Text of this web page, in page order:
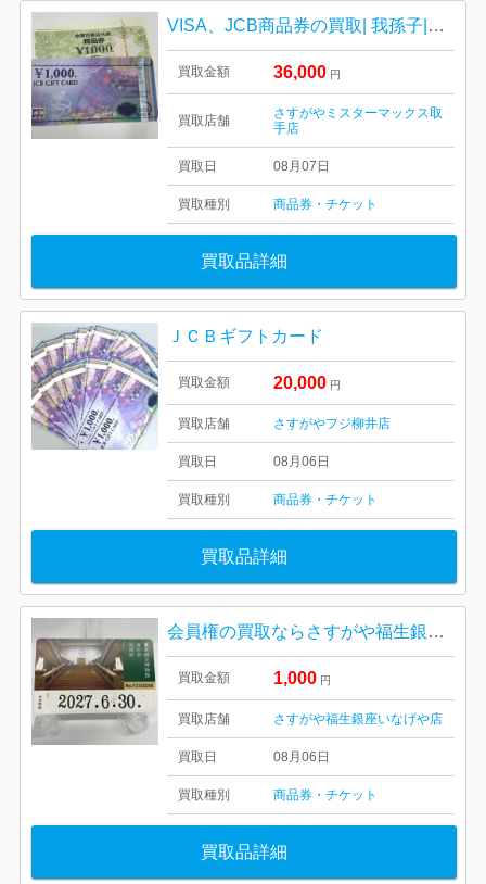
VISA、JCB商品券の買取| 我孫子|商品券買取り強化中
買取金額 36,000 円
買取店舗
さすがやミスターマックス取
手店
買取日 08月07日
買取種別 商品券・チケット
買取品詳細
ＪＣＢギフトカード
買取金額 20,000 円
買取店舗 さすがやフジ柳井店
買取日 08月06日
買取種別 商品券・チケット
買取品詳細
会員権の買取ならさすがや福生銀座いなげや店！| 福生市南田園| 東京国立博物館 友の会会員証 トーハク パスポート
買取金額 1,000 円
買取店舗 さすがや福生銀座いなげや店
買取日 08月06日
買取種別 商品券・チケット
買取品詳細